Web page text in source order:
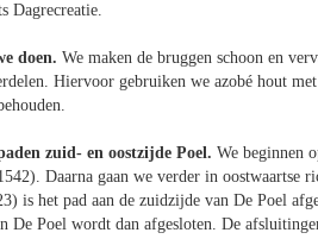
Dagrecreatie.
doen. We maken de bruggen schoon en
Hiervoor gebruiken we azobé hout
zuid- en oostzijde Poel. We beginnen
Daarna gaan we verder in oostwaartse
is het pad aan de zuidzijde van De Poel
De Poel wordt dan afgesloten. De